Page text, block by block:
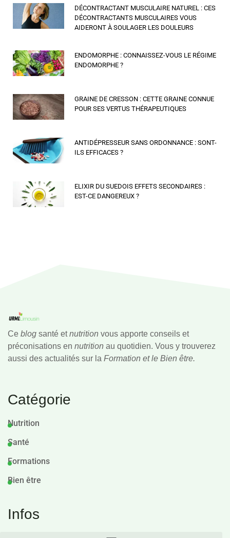
DÉCONTRACTANT MUSCULAIRE NATUREL : CES
DÉCONTRACTANTS MUSCULAIRES VOUS
AIDERONT À SOULAGER LES DOULEURS
ENDOMORPHE : CONNAISSEZ-VOUS LE RÉGIME
ENDOMORPHE ?
GRAINE DE CRESSON : CETTE GRAINE CONNUE
POUR SES VERTUS THÉRAPEUTIQUES
ANTIDÉPRESSEUR SANS ORDONNANCE : SONT-
ILS EFFICACES ?
ELIXIR DU SUEDOIS EFFETS SECONDAIRES :
EST-CE DANGEREUX ?
Ce blog santé etnutrition vous apporte conseils et
préconisations en nutrition au quotidien. Vous y trouverez
aussi des actualités sur la Formation et le Bien être.
Catégorie
Nutrition
Santé
Formations
Bien être
Infos